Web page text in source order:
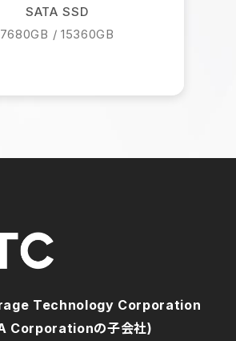
SATA SSD
7680GB / 15360GB
Technology Corporation
Corporationの子会社)